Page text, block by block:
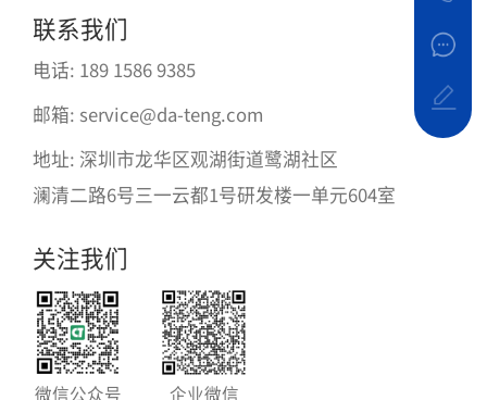
联系我们
电话: 189 1586 9385
邮箱: service@da-teng.com
地址: 深圳市龙华区观湖街道鹭湖社区
澜清二路6号三一云都1号研发楼一单元604室
关注我们
微信公众号 企业微信